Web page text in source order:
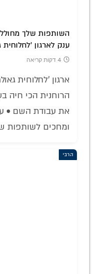
השותפות שלך
ענק לארגון 'לחלוחית
4 דקות קריאה
ארגון 'לחלוחית
הרוחנית הכי חיה
את עבודת השם •
ומחכים לשותפות
הרבי